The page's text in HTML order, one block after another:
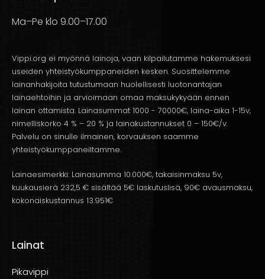
Ma–Pe klo 9.00–17.00
Vippi.org ei myönnä lainoja, vaan kilpailutamme hakemuksesi
useiden yhteistyökumppaneiden kesken. Suosittelemme
lainanhakijoita tutustumaan huolellisesti luotonantajan
lainaehtoihin ja arvioimaan omaa maksukykyään ennen
lainan ottamista. Lainasummat 1000 - 70000€, laina-aika 1-15v,
nimelliskorko 4 % – 20 % ja lainakustannukset 0 – 150€/v.
Palvelu on sinulle ilmainen, korvauksen saamme
yhteistyökumppaneiltamme.
Lainaesimerkki: Lainasumma 10.000€, takaisinmaksu 5v,
kuukausierä 232,5 € sisältää 5€ laskutuslisä, 90€ avausmaksu,
kokonaiskustannus 13.951€
Lainat
Pikavippi